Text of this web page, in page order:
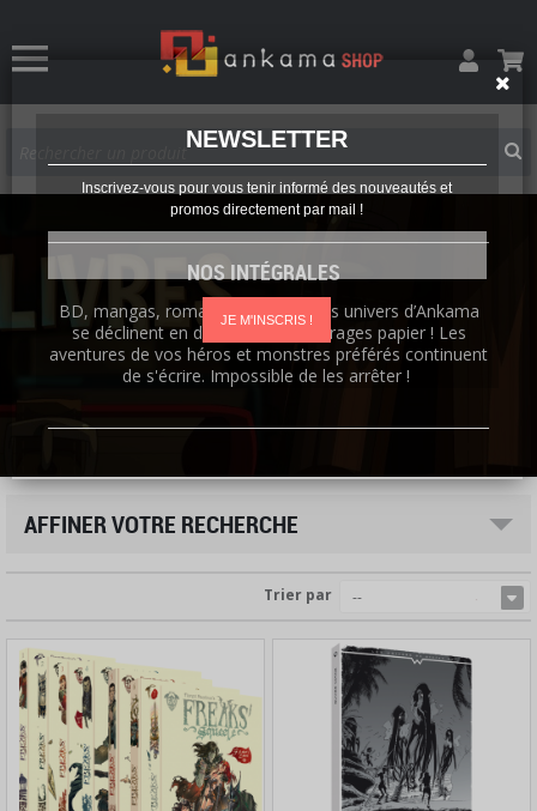
NEWSLETTER
Inscrivez-vous pour vous tenir informé des nouveautés et
promos directement par mail !
JE M'INSCRIS !
NOS INTÉGRALES
BD, mangas, romans, artbooks : les univers d’Ankama
se déclinent en de nombreux ouvrages papier ! Les
aventures de vos héros et monstres préférés continuent
de s'écrire. Impossible de les arrêter !
AFFINER VOTRE RECHERCHE
Trier par --